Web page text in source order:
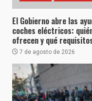
El Gobierno abre las
coches eléctricos:
ofrecen y qué
7 de agosto de 2026